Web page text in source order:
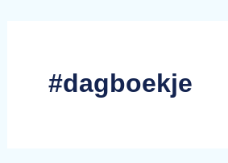
#dagboekje